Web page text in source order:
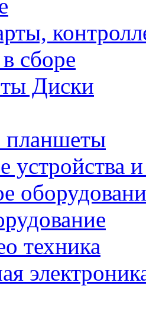
сборе
Диски
планшеты
устройства
техника